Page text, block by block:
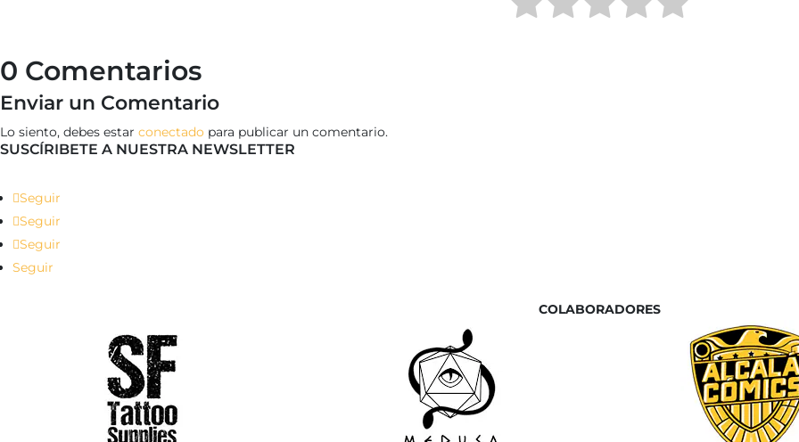
0 Comentarios
Enviar un Comentario
Lo siento, debes estar conectado para publicar un comentario.
SUSCÍRIBETE A NUESTRA NEWSLETTER
Seguir
Seguir
Seguir
Seguir
COLABORADORES